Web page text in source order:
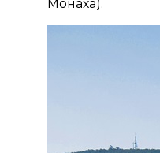
Монаха).